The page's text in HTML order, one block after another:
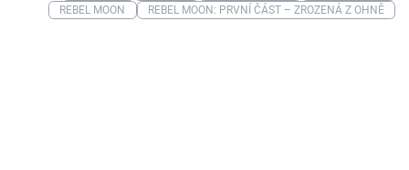
REBEL MOON
REBEL MOON: PRVNÍ ČÁST – ZROZENÁ Z OHNĚ